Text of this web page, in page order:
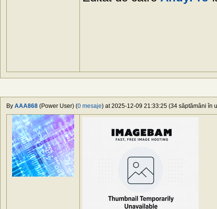
By AAA868 (Power User) (0 mesaje) at 2025-12-09 21:33:25 (34 săptămâni în